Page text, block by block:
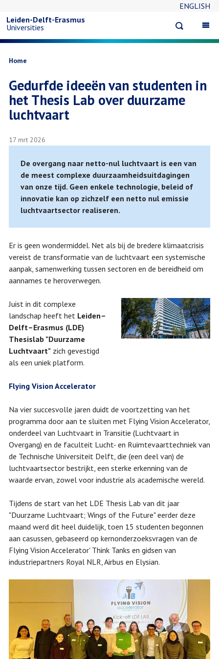
naar
inhoud
ENGLISH
search
Leiden-Delft-Erasmus
Universities
Kruimelpad
Home
Gedurfde ideeën van studenten in
het Thesis Lab over duurzame
luchtvaart
17 mrt 2026
De overgang naar netto-nul luchtvaart is een van
de meest complexe duurzaamheidsuitdagingen
van onze tijd. Geen enkele technologie, beleid of
innovatie kan op zichzelf een netto nul emissie
luchtvaartsector realiseren.
Er is geen wondermiddel. Net als bij de bredere klimaatcrisis
vereist de transformatie van de luchtvaart een systemische
aanpak, samenwerking tussen sectoren en de bereidheid om
aannames te heroverwegen.
Juist in dit complexe
landschap heeft het Leiden–
Delft–Erasmus (LDE)
Thesislab "Duurzame
Luchtvaart"zich gevestigd
als een uniek platform.
Flying Vision Accelerator
Na vier succesvolle jaren duidt de voortzetting van het
programma door aan te sluiten met Flying Vision Accelerator,
onderdeel van Luchtvaart in Transitie (Luchtvaart in
Overgang) en de faculteit Lucht- en Ruimtevaarttechniek van
de Technische Universiteit Delft, die (een deel van) de
luchtvaartsector bestrijkt, een sterke erkenning van de
waarde ervan, zowel voor industrie als academische wereld.
Tijdens de start van het LDE Thesis Lab van dit jaar
"Duurzame Luchtvaart; Wings of the Future" eerder deze
maand werd dit heel duidelijk, toen 15 studenten begonnen
aan casussen, gebaseerd op kernonderzoeksvragen van de
Flying Vision Accelerator' Think Tanks en gidsen van
industriepartners Royal NLR, Airbus en Elysian.